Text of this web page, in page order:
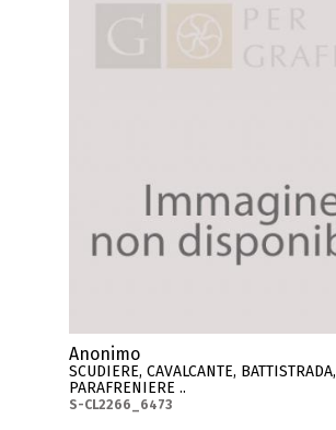
Anonimo
SCUDIERE, CAVALCANTE, BATTISTRADA,
PARAFRENIERE ..
S-CL2266_6473